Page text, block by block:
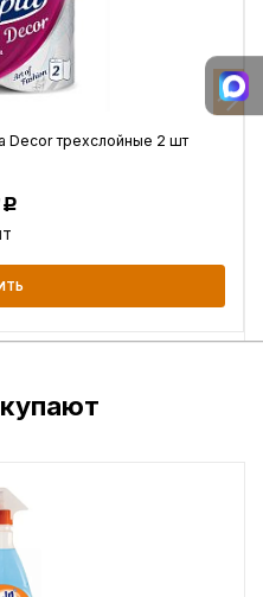
Decor трехслойные 2 шт
Р